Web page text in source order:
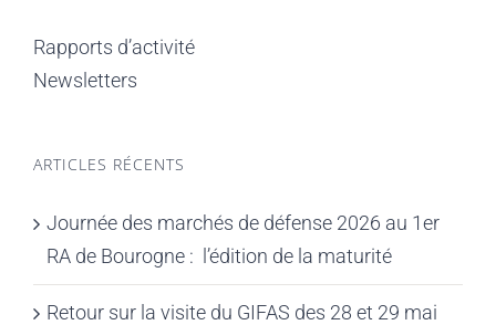
Rapports d’activité
Newsletters
ARTICLES RÉCENTS
Journée des marchés de défense 2026 au 1er
RA de Bourogne : l’édition de la maturité
Retour sur la visite du GIFAS des 28 et 29 mai